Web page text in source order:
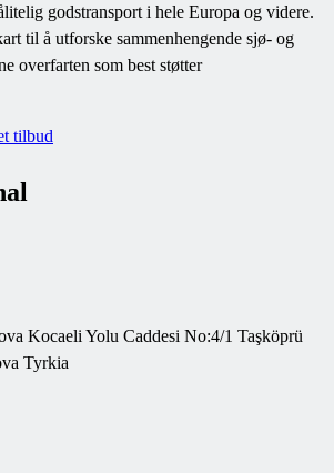
godstransport i hele Europa og videre.
til å utforske sammenhengende sjø- og
overfarten som best støtter
tilbud
Kocaeli Yolu Caddesi No:4/1 Taşköprü
Tyrkia